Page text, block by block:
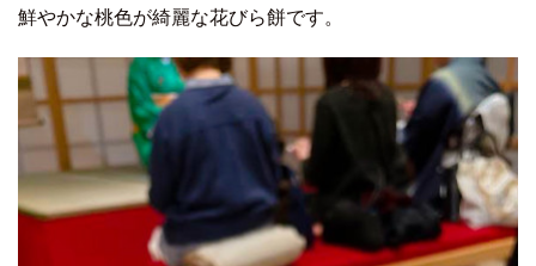
鮮やかな桃色が綺麗な花びら餅です。